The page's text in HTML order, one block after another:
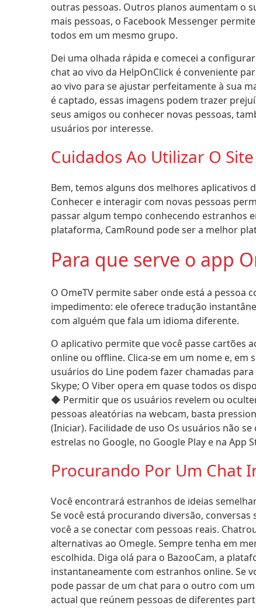
outras pessoas. Outros planos aumentam o
mais pessoas, o Facebook Messenger
todos em um mesmo grupo.
Dei uma olhada rápida e comecei a
chat ao vivo da HelpOnClick é conveniente
ao vivo para se ajustar perfeitamente à sua
é captado, essas imagens podem trazer
seus amigos ou conhecer novas pessoas,
usuários por interesse.
Cuidados Ao Utilizar O
Bem, temos alguns dos melhores aplicativos
Conhecer e interagir com novas pessoas
passar algum tempo conhecendo estranhos
plataforma, CamRound pode ser a melhor
Para que serve o app
O OmeTV permite saber onde está a pessoa
impedimento: ele oferece tradução
com alguém que fala um idioma diferente.
O aplicativo permite que você passe cartões
online ou offline. Clica-se em um nome e, em
usuários do Line podem fazer chamadas
Skype; O Viber opera em quase todos os
◆ Permitir que os usuários revelem ou
pessoas aleatórias na webcam, basta
(Iniciar). Facilidade de uso Os usuários não
estrelas no Google, no Google Play e na App
Procurando Por Um Chat
Você encontrará estranhos de ideias
Se você está procurando diversão,
você a se conectar com pessoas reais.
alternativas ao Omegle. Sempre tenha em
escolhida. Diga olá para o BazooCam, a
instantaneamente com estranhos online. Se
pode passar de um chat para o outro com
actual que reúnem pessoas de diferentes